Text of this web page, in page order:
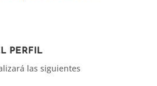
PERFIL
las siguientes